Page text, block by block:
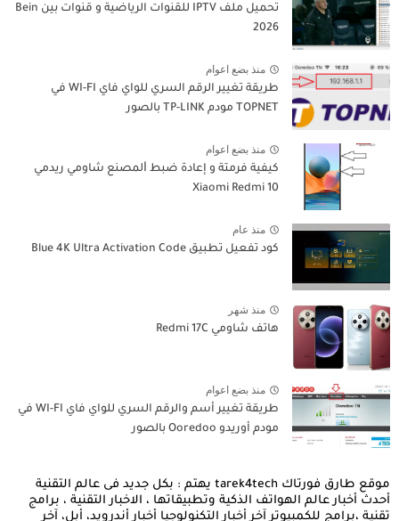
تحميل ملف IPTV للقنوات الرياضية و قنوات بين Bein
2026
منذ بضع اعوام
طريقة تغيير الرقم السري للواي فاي WI-FI في
TOPNET مودم TP-LINK بالصور
منذ بضع اعوام
كيفية فرمتة و إعادة ﺿﺒﻂ ﺍﻟﻤﺼﻨﻊ شاومي ريدمي
Xiaomi Redmi 10
منذ عام
كود تفعيل تطبيق Blue 4K Ultra Activation Code
منذ شهر
هاتف شاومي Redmi 17C
منذ بضع اعوام
طريقة تغيير أسم والرقم السري للواي فاي WI-FI في
مودم أوريدو Ooredoo بالصور
موقع طارق فورتاك tarek4tech يهتم : بكل جديد فى عالم التقنية
أحدث أخبار عالم الهواتف الذكية وتطبيقاتها ، الاخبار التقنية ، برامج
تقنية ،برامج للكمبيوتر آخر أخبار التكنولوجيا أخبار أندرويد، أبل، آخر